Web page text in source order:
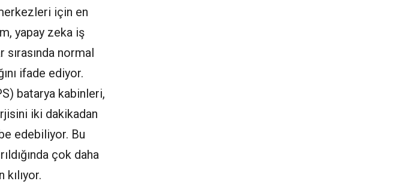
için en
yapay zeka iş
normal
ifade ediyor.
batarya kabinleri,
iki dakikadan
edebiliyor. Bu
çok daha